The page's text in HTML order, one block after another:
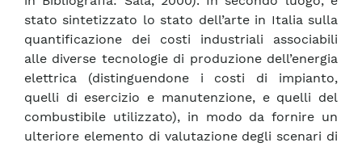
stato sintetizzato lo stato dell’arte in Italia sulla
quantificazione dei costi industriali associabili
alle diverse tecnologie di produzione dell’energia
elettrica (distinguendone i costi di impianto,
quelli di esercizio e manutenzione, e quelli del
combustibile utilizzato), in modo da fornire un
ulteriore elemento di valutazione degli scenari di